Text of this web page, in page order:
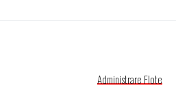
Administrare Flote